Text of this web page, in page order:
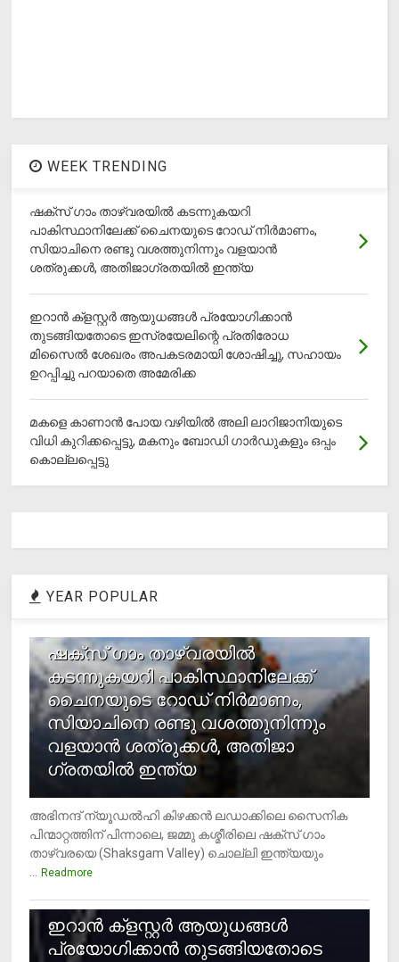
WEEK TRENDING
ഷക്സ് ​ഗാം താഴ്‌വരയിൽ കടന്നുകയറി
പാകിസ്ഥാനിലേക്ക് ചൈനയുടെ റോഡ് നിർമാണം,
സിയാചിനെ രണ്ടു വശത്തുനിന്നും വളയാൻ
ശത്രുക്കൾ, അതിജാ​ഗ്രതയിൽ ഇന്ത്യ
ഇറാന്‍ ക്‌ളസ്റ്റര്‍ ആയുധങ്ങള്‍ പ്രയോഗിക്കാന്‍
തുടങ്ങിയതോടെ ഇസ്രയേലിന്റെ പ്രതിരോധ
മിസൈല്‍ ശേഖരം അപകടരമായി ശോഷിച്ചു, സഹായം
ഉറപ്പിച്ചു പറയാതെ അമേരിക്ക
മകളെ കാണാന്‍ പോയ വഴിയില്‍ അലി ലാറിജാനിയുടെ
വിധി കുറിക്കപ്പെട്ടു, മകനും ബോഡി ഗാര്‍ഡുകളും ഒപ്പം
കൊല്ലപ്പെട്ടു
YEAR POPULAR
ഷക്സ് ​ഗാം താഴ്‌വരയിൽ
കടന്നുകയറി പാകിസ്ഥാനിലേക്ക്
ചൈനയുടെ റോഡ് നിർമാണം,
സിയാചിനെ രണ്ടു വശത്തുനിന്നും
വളയാൻ ശത്രുക്കൾ, അതിജാ​
ഗ്രതയിൽ ഇന്ത്യ
അഭിനന്ദ് ന്യൂഡൽഹി കിഴക്കൻ ലഡാക്കിലെ സൈനിക
പിന്മാറ്റത്തിന് പിന്നാലെ, ജമ്മു കശ്മീരിലെ ഷക്സ് ​ഗാം
താഴ്‌വരയെ (Shaksgam Valley) ചൊല്ലി ഇന്ത്യയും
Readmore
ഇറാന്‍ ക്‌ളസ്റ്റര്‍ ആയുധങ്ങള്‍
പ്രയോഗിക്കാന്‍ തുടങ്ങിയതോടെ